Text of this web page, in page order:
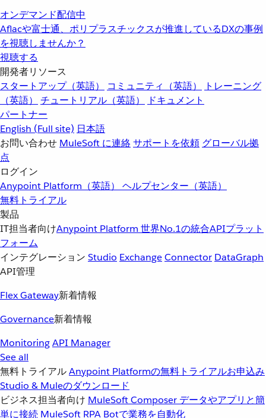
オンデマンド配信中
Aflacや富士通、ポリプラスチックスが推進しているDXの事例
を視聴しませんか？
視聴する
開発者リソース
スタートアップ（英語）
コミュニティ（英語）
トレーニング
（英語）
チュートリアル（英語）
ドキュメント
パートナー
English (Full site) 日本語
お問い合わせ MuleSoft に連絡サポートを依頼 グローバル拠
点
ログイン
Anypoint Platform（英語） ヘルプセンター（英語）
無料トライアル
製品
IT担当者向けAnypoint Platform 世界No.1の統合APIプラット
フォーム
インテグレーション Studio ExchangeConnector DataGraph
API管理
Flex Gateway新着情報
Governance新着情報
MonitoringAPI Manager
See all
無料トライアルAnypoint Platformの無料トライアルお申込み
Studio & Muleのダウンロード
ビジネス担当者向け MuleSoft Composer データやアプリと簡
単に接続 MuleSoft RPA Botで業務を自動化